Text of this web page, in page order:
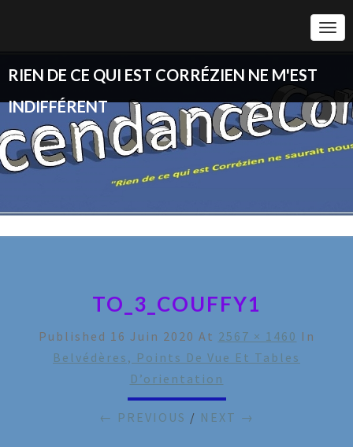
RIEN DE CE QUI EST CORRÉZIEN NE M'EST
INDIFFÉRENT
TO_3_COUFFY1
Published 16 Juin 2020 At 2567 × 1460 In
Belvédères, Points De Vue Et Tables
D’orientation
← PREVIOUS / NEXT →